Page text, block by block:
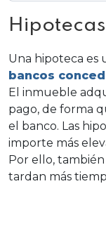
Una hipoteca es
bancos
El inmueble
pago, de forma
el banco. Las
importe más
Por ello,
tardan más